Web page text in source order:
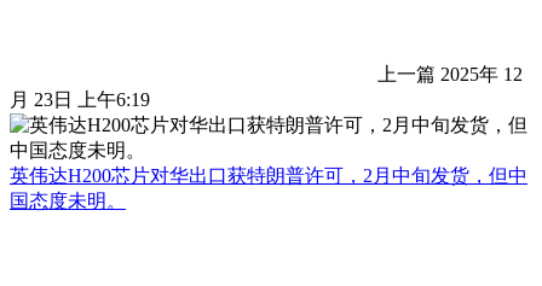
上一篇 2025年 12
月 23日 上午6:19
英伟达H200芯片对华出口获特朗普许可，2月中旬发货，但中
国态度未明。